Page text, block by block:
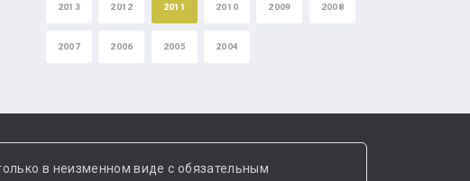
2013 2012 2011 2010 2009 2008
2007 2006 2005 2004
в неизменном виде с обязательным